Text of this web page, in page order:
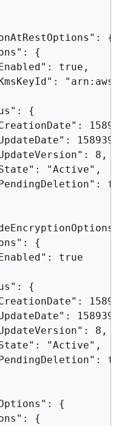
{
{
true,
{
8,
"Active",
{
true
{
8,
"Active",
{
{